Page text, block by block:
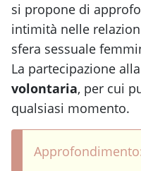
si propone di
intimità nelle
sfera sessuale
La partecipazione
volontaria, per cui
qualsiasi momento.